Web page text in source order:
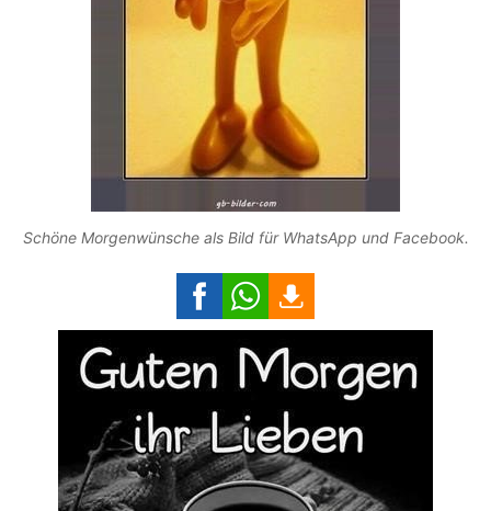
Schöne Morgenwünsche als Bild für WhatsApp und Facebook.